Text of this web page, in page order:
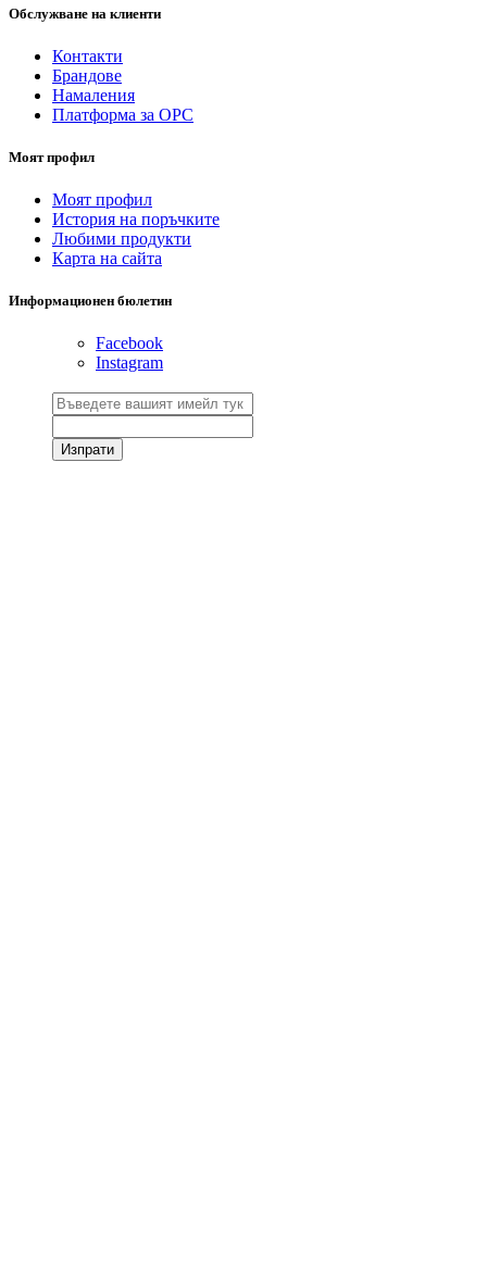
Обслужване на клиенти
Контакти
Брандове
Намаления
Платформа за ОРС
Моят профил
Моят профил
История на поръчките
Любими продукти
Карта на сайта
Информационен бюлетин
Facebook
Instagram